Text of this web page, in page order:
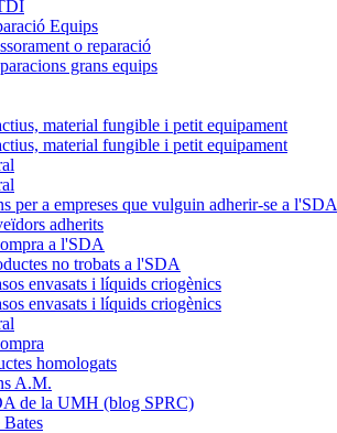
Equips
o reparació
grans equips
material fungible i petit equipament
material fungible i petit equipament
per a empreses que vulguin adherir-se a l'SDA
adherits
a l'SDA
no trobats a l'SDA
envasats i líquids criogènics
envasats i líquids criogènics
homologats
A.M.
de la UMH (blog SPRC)